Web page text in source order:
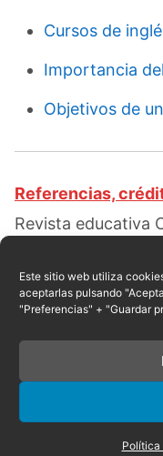
Este sitio web utiliza
aceptarlas pulsando
"Preferencias" + "Guardar
Política
Cursos de
Importancia
Objetivos de
Referencias,
Revista educativa
vida. ¿Qué es la
Encarnación.
https://
Privacidad|